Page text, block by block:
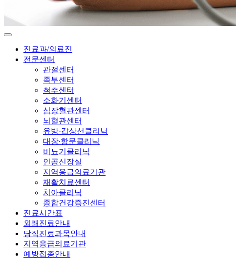
진료과/의료진
전문센터
관절센터
족부센터
척추센터
소화기센터
심장혈관센터
뇌혈관센터
유방·갑상선클리닉
대장∙항문클리닉
비뇨기클리닉
인공신장실
지역응급의료기관
재활치료센터
치아클리닉
종합건강증진센터
진료시간표
외래진료안내
당직진료과목안내
지역응급의료기관
예방접종안내